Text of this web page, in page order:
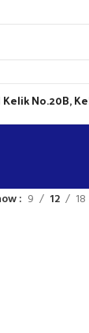
Kelik No.20B,
9 12 18